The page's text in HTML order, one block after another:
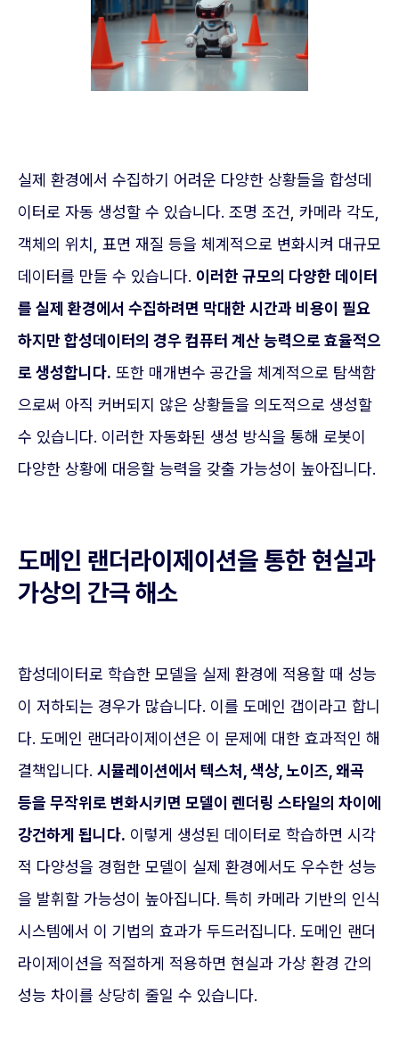
실제 환경에서 수집하기 어려운 다양한 상황들을 합성데
이터로 자동 생성할 수 있습니다. 조명 조건, 카메라 각도,
객체의 위치, 표면 재질 등을 체계적으로 변화시켜 대규모
데이터를 만들 수 있습니다. 이러한 규모의 다양한 데이터
를 실제 환경에서 수집하려면 막대한 시간과 비용이 필요
하지만 합성데이터의 경우 컴퓨터 계산 능력으로 효율적으
로 생성합니다. 또한 매개변수 공간을 체계적으로 탐색함
으로써 아직 커버되지 않은 상황들을 의도적으로 생성할
수 있습니다. 이러한 자동화된 생성 방식을 통해 로봇이
다양한 상황에 대응할 능력을 갖출 가능성이 높아집니다.
도메인 랜더라이제이션을 통한 현실과
가상의 간극 해소
합성데이터로 학습한 모델을 실제 환경에 적용할 때 성능
이 저하되는 경우가 많습니다. 이를 도메인 갭이라고 합니
다. 도메인 랜더라이제이션은 이 문제에 대한 효과적인 해
결책입니다. 시뮬레이션에서 텍스처, 색상, 노이즈, 왜곡
등을 무작위로 변화시키면 모델이 렌더링 스타일의 차이에
강건하게 됩니다. 이렇게 생성된 데이터로 학습하면 시각
적 다양성을 경험한 모델이 실제 환경에서도 우수한 성능
을 발휘할 가능성이 높아집니다. 특히 카메라 기반의 인식
시스템에서 이 기법의 효과가 두드러집니다. 도메인 랜더
라이제이션을 적절하게 적용하면 현실과 가상 환경 간의
성능 차이를 상당히 줄일 수 있습니다.